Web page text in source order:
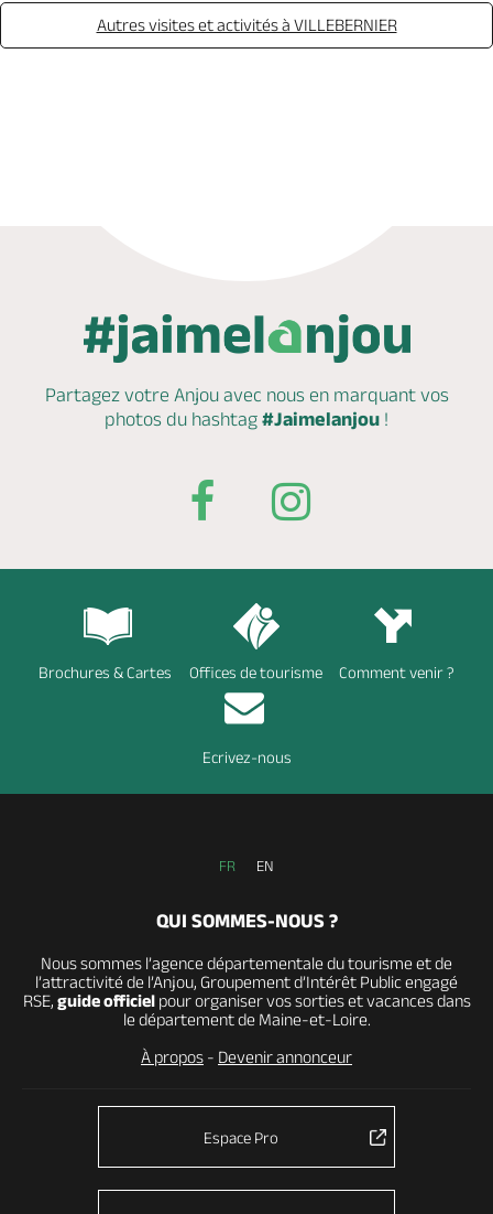
Autres visites et activités à VILLEBERNIER
Partagez votre Anjou avec nous en marquantvos
photos du hashtag #Jaimelanjou !
Brochures & Cartes Offices de tourisme Comment venir ?
Ecrivez-nous
FR EN
QUI SOMMES-NOUS ?
Nous sommes l’agence départementale du tourisme et de
l’attractivité de l’Anjou, Groupement d’Intérêt Public engagé
RSE, guide officielpour organiser vos sorties et vacances dans
le département de Maine-et-Loire.
À propos - Devenir annonceur
Espace Pro